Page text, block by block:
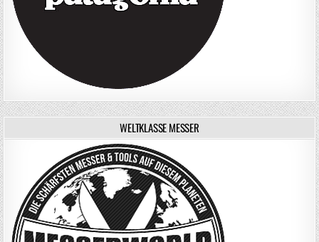
WELTKLASSE MESSER